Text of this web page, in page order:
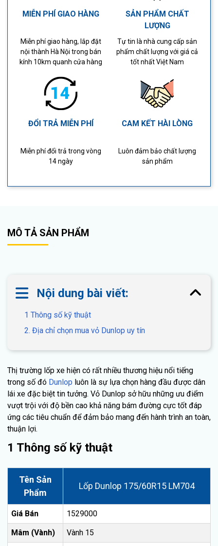
MIỄN PHÍ GIAO HÀNG
Miễn phí giao hàng, lắp đặt
nội thành Hà Nội trong bán
kính 10km quanh cửa hàng
SẢN PHẨM CHẤT
LƯỢNG
Tự tin là nhà cung cấp sản
phẩm chất lượng với giá cả
tốt nhất Việt Nam
ĐỔI TRẢ MIỄN PHÍ
Miễn phí đổi trả trong vòng
14 ngày
CAM KẾT HÀI LÒNG
Luôn đảm bảo chất lượng
sản phẩm
MÔ TẢ SẢN PHẨM
Nội dung bài viết:
1 Thông số kỹ thuật
2. Địa chỉ chọn mua vỏ Dunlop uy tín
Thị trường lốp xe hiện có rất nhiều thương hiệu nổi tiếng
trong số đó Dunlop luôn là sự lựa chọn hàng đầu được dân
lái xe đặc biệt tin tưởng. Vỏ Dunlop sở hữu những ưu điểm
vượt trội với độ bền cao khả năng bám đường cực tốt đáp
ứng các tiêu chuẩn để đảm bảo mang đến hành trình an toàn,
thuận lợi.
1 Thông số kỹ thuật
Tên Sản
Phẩm
Lốp Dunlop 175/60R15 LM704
Giá Bán 1529000
Mâm (Vành) Vành 15